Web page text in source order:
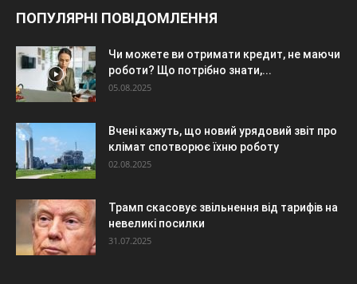
ПОПУЛЯРНІ ПОВІДОМЛЕННЯ
Чи можете ви отримати кредит, не маючи
роботи? Що потрібно знати,...
05.08.2025
Вчені кажуть, що новий урядовий звіт про
клімат спотворює їхню роботу
02.08.2025
Трамп скасовує звільнення від тарифів на
невеликі посилки
31.07.2025